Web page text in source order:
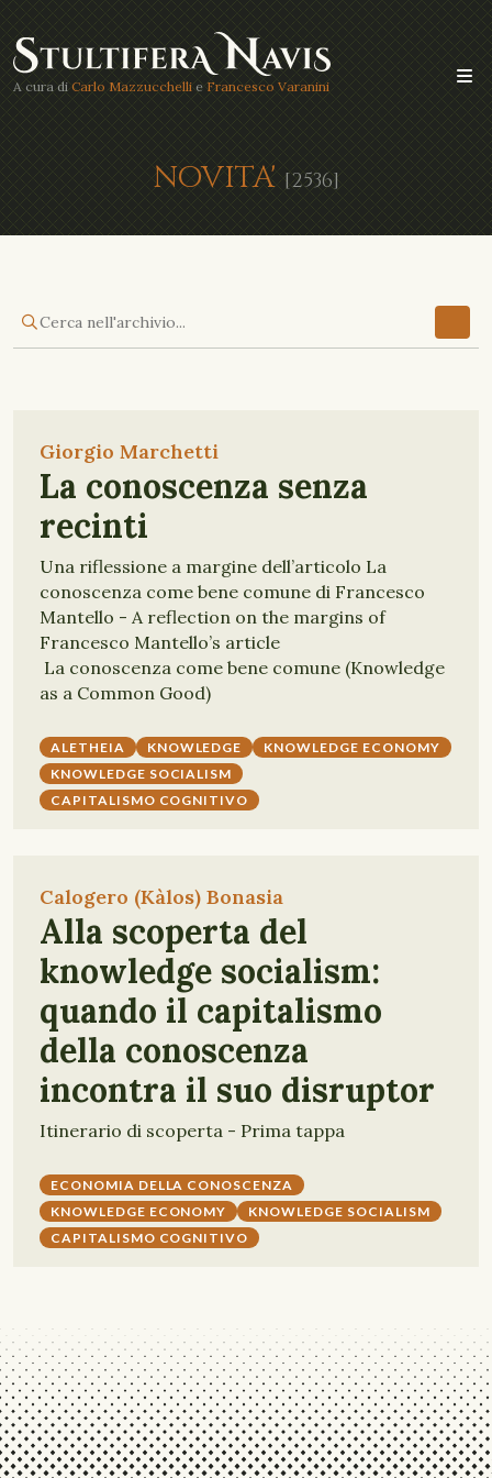
A cura di Carlo Mazzucchelli e Francesco Varanini
NOVITA' [2536]
Giorgio Marchetti
La conoscenza senza
recinti
Una riflessione a margine dell’articolo La
conoscenza come bene comune di Francesco
Mantello - A reflection on the margins of
Francesco Mantello’s article
La conoscenza come bene comune (Knowledge
as a Common Good)
ALETHEIA KNOWLEDGE
KNOWLEDGE ECONOMY
KNOWLEDGE SOCIALISM
CAPITALISMO COGNITIVO
Calogero (Kàlos) Bonasia
Alla scoperta del
knowledge socialism:
quando il capitalismo
della conoscenza
incontra il suo disruptor
Itinerario di scoperta - Prima tappa
ECONOMIA DELLA CONOSCENZA
KNOWLEDGE ECONOMY
KNOWLEDGE SOCIALISM
CAPITALISMO COGNITIVO